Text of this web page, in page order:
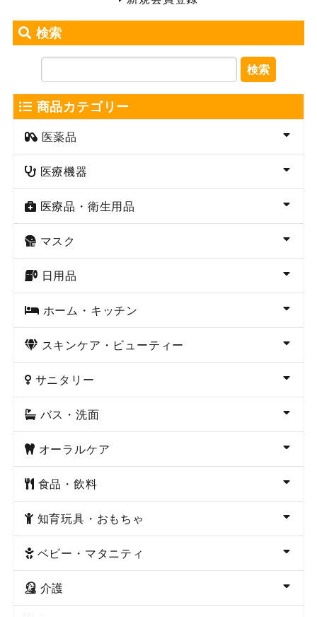
検索
検索
商品カテゴリー
医薬品
医療機器
医療品・衛生用品
マスク
日用品
ホーム・キッチン
スキンケア・ビューティー
サニタリー
バス・洗面
オーラルケア
食品・飲料
知育玩具・おもちゃ
ベビー・マタニティ
介護